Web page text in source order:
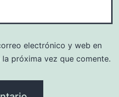
electrónico y web en
próxima vez que comente.